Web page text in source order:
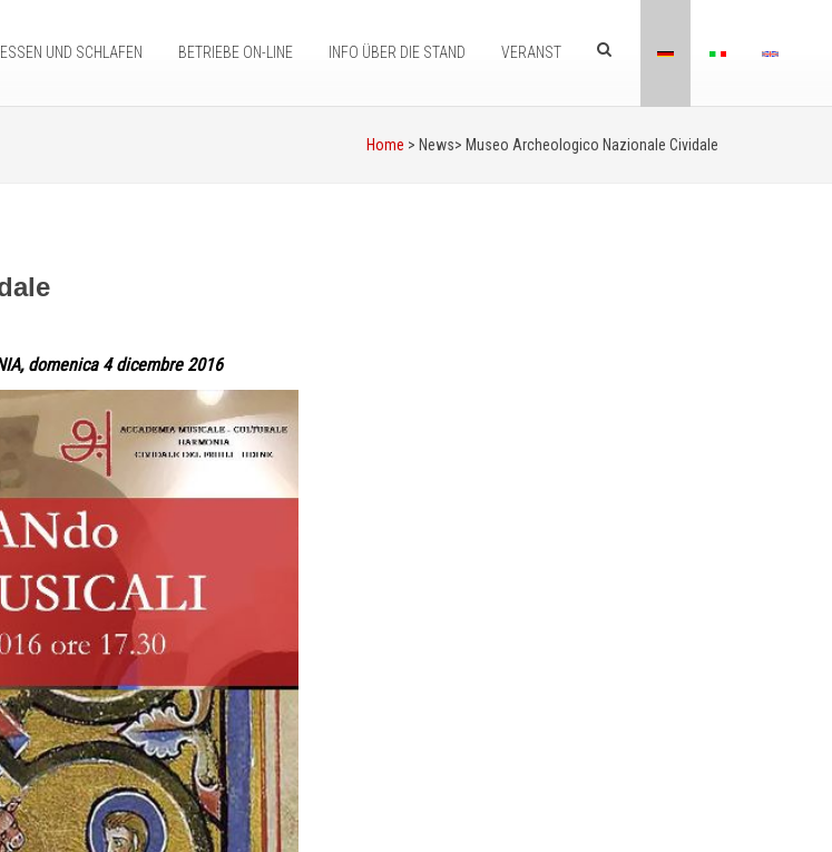
ESSEN UND SCHLAFEN BETRIEBE ON-LINE INFO ÜBER DIE STAND VERANST
Home > News> Museo Archeologico Nazionale Cividale
domenica 4 dicembre 2016